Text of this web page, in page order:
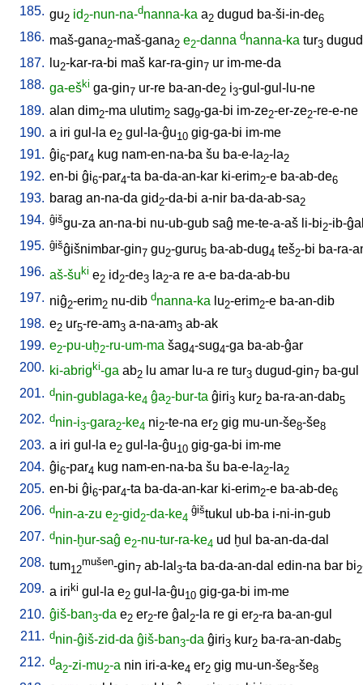
185. gu2 id2-nun-na-dnanna-ka a2 dugud ba-ši-in-de6
186. maš-gana2-maš-gana2 e2-danna dnanna-ka tur3
187.
lu2-kar-ra-bi maš kar-ra-gin7 ur im-me-da
188. ga-eški ga-gin7 ur-re ba-an-de2 i3-gul-gul-lu-ne
189. alan dim2-ma ulutim2 sag9-ga-bi im-ze2-er-ze2-re-e-ne
190. a iri gul-la e2 gul-la-ĝu10 gig-ga-bi im-me
191. ĝi6-par4 kug nam-en-na-ba šu ba-e-la2-la2
192. en-bi ĝi6-par4-ta ba-da-an-kar ki-erim2-e ba-ab-de6
193. barag an-na-da gid 2-da-bi a-nir ba-da-ab-sa2
194. ĝišgu-za an-na-bi nu-ub-gub saĝ me-te-a-aš li-bi2-ib-
195. ĝišĝišnimbar-gin7 gu2-guru5 ba-ab-dug4 teš2-bi ba-ra-
196. aš-šuki e2 id2-de3 la2-a re a-e ba-da-ab-bu
197. niĝ2-erim2 nu-dib dnanna-ka lu2-erim2-e ba-an-dib
198. e2 ur5-re-am3 a-na-am3 ab-ak
199. e2-pu-uḫ2-ru-um-ma šag4-sug4-ga ba-ab-ĝar
200. ki-abrigki-ga ab2 lu amar lu-a re tur3 dugud-gin7 ba-gul
201. dnin-gublaga-ke4 ĝa2-bur-ta ĝiri3 kur2 ba-ra-an-dab5
202. dnin-i3-gara2-ke4 ni2-te-na er2 gig mu-un-še8-še8
203. a iri gul-la e2 gul-la-ĝu10 gig-ga-bi im-me
204. ĝi6-par4 kug nam-en-na-ba šu ba-e-la2-la2
205. en-bi ĝi6-par4-ta ba-da-an-kar ki-erim2-e ba-ab-de6
206. dnin-a-zu e2-gid2-da-ke4
ĝištukul ub-ba i-ni-in-gub
207. dnin-ḫur-saĝ e2-nu-tur-ra-ke4 ud ḫul
ba-an-da-dal
208. tum12
mušen-gin7 ab-lal 3-ta ba-da-an-dal edin-na bar bi2
209. a iriki gul-la e2 gul-la-ĝu10 gig-ga-bi im-me
210. ĝiš-ban3-da e2 er2-re ĝal 2-la re gi er2-ra ba-an-gul
211. dnin-ĝiš-zid-da ĝiš-ban3-da ĝiri3 kur2 ba-ra-an-dab5
212. da2-zi-mu2-a nin iri-a-ke4 er2 gig mu-un-še8-še8